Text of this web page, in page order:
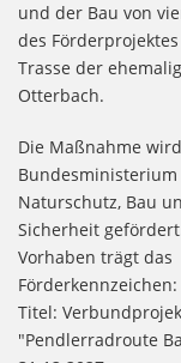
und der Bau von
des
Trasse der
Otterbach.
Die Maßnahme
Naturschutz, Bau
Sicherheit
Vorhaben trägt das
Förderkennzeichen:
Titel:
"Pendlerradroute